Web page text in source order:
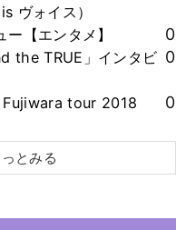
ヴォイス）
ー【エンタメ】
0
the TRUE」インタビ 0
Fujiwara tour 2018
0
とみる